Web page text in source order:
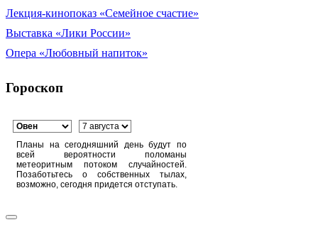
Лекция-кинопоказ «Семейное счастие»
Выставка «Лики России»
Опера «Любовный напиток»
Гороскоп
Планы на сегодняшний день будут по
всей вероятности поломаны
метеоритным потоком случайностей.
Позаботьтесь о собственных тылах,
возможно, сегодня придется отступать.